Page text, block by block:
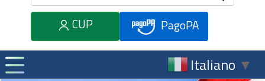
CUP
PagoPA
Italiano ▼